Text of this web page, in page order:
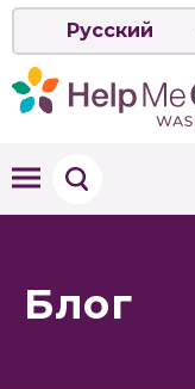
Русский
Блог